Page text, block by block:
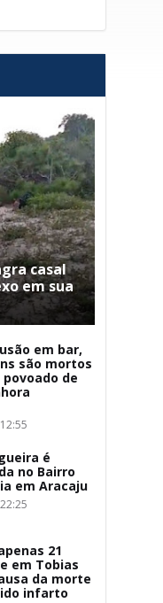
casal
em sua
em bar,
são mortos
de
é
no Bairro
em Aracaju
21
em Tobias
da morte
infarto